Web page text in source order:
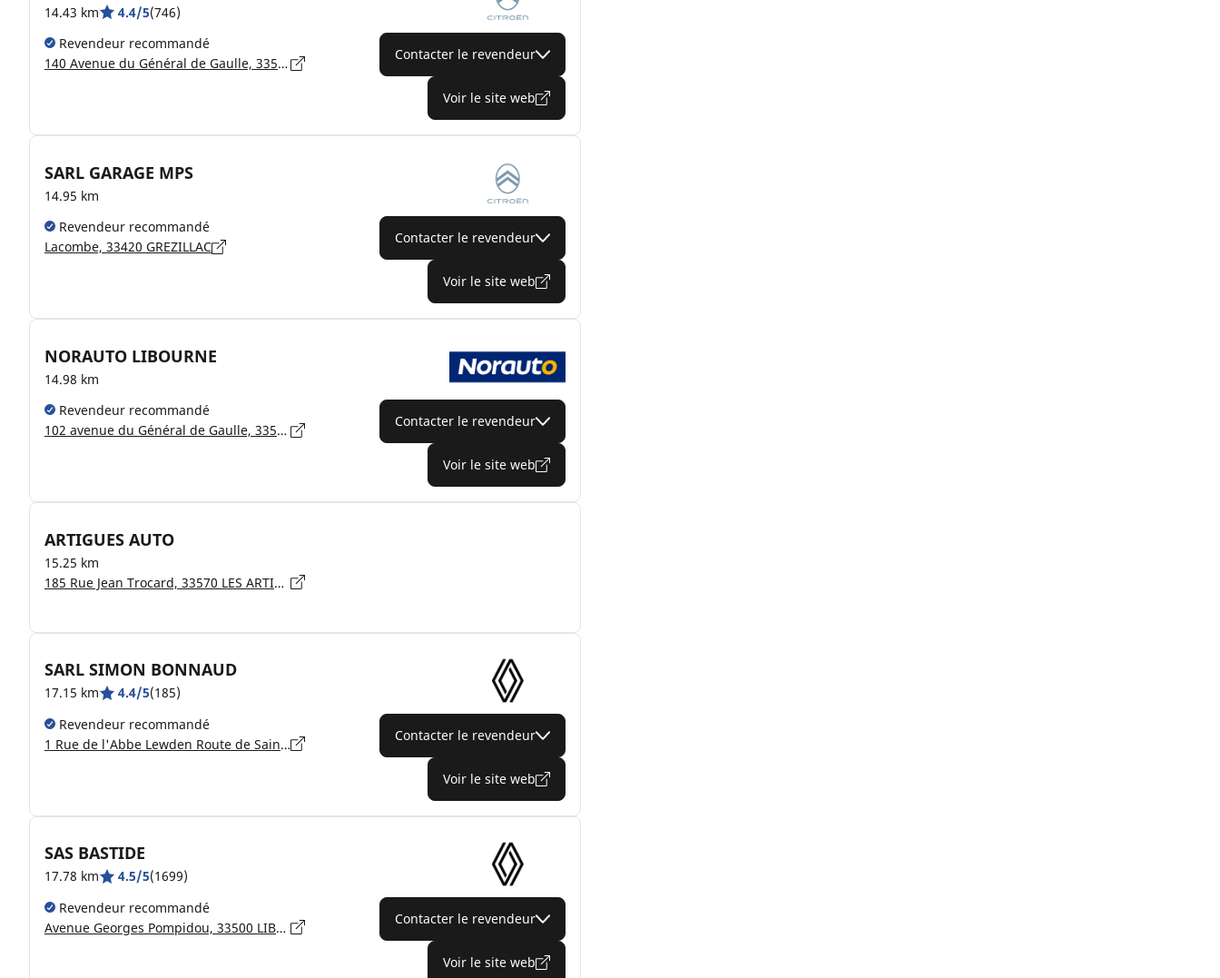
14.43 km 4.4/5(746)
Revendeur recommandé
140 Avenue du Général de Gaulle, 33500 LIBOURNE
Contacter le revendeur
Voir le site web
SARL GARAGE MPS
14.95 km
Revendeur recommandé
Lacombe, 33420 GREZILLAC
Contacter le revendeur
Voir le site web
NORAUTO LIBOURNE
14.98 km
Revendeur recommandé
102 avenue du Général de Gaulle, 33500 LIBOURNE
Contacter le revendeur
Voir le site web
ARTIGUES AUTO
15.25 km
185 Rue Jean Trocard, 33570 LES ARTIGUES DE LUSSAC
SARL SIMON BONNAUD
17.15 km 4.4/5(185)
Revendeur recommandé
1 Rue de l'Abbe Lewden Route de Saint Emilion, 33500 LIBOURNE
Contacter le revendeur
Voir le site web
SAS BASTIDE
17.78 km 4.5/5(1699)
Revendeur recommandé
Avenue Georges Pompidou, 33500 LIBOURNE
Contacter le revendeur
Voir le site web